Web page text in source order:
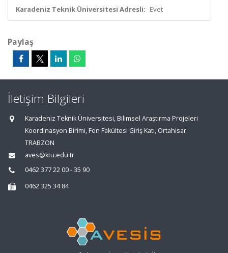
Karadeniz Teknik Üniversitesi Adresli: Evet
Paylaş
İletişim Bilgileri
Karadeniz Teknik Üniversitesi, Bilimsel Araştırma Projeleri
Koordinasyon Birimi, Fen Fakültesi Giriş Katı, Ortahisar
TRABZON
aves@ktu.edu.tr
0462 377 22 00 - 35 90
0462 325 34 84